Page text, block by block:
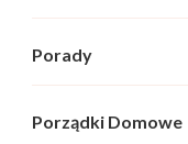
Porady
Porządki Domowe